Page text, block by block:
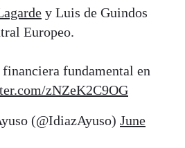
y Luis de Guindos
Europeo.
fundamental en
zNZeK2C9OG
(@IdiazAyuso) June